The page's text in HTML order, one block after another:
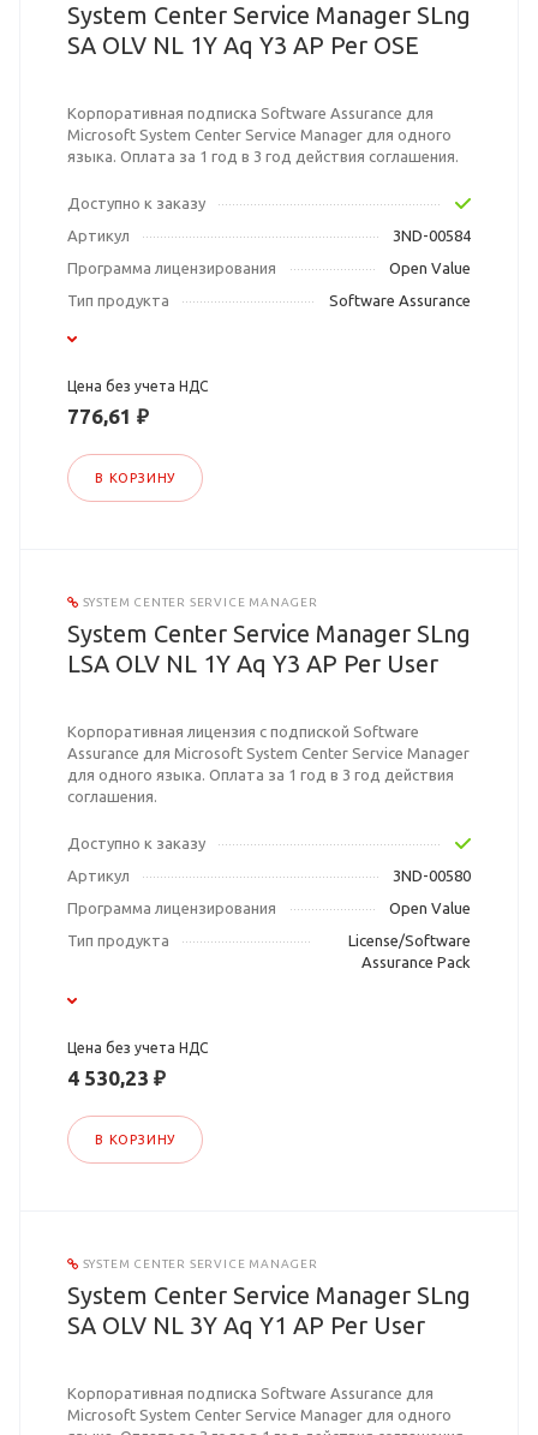
System Center Service Manager SLng
SA OLV NL 1Y Aq Y3 AP Per OSE
Корпоративная подписка Software Assurance для
Microsoft System Center Service Manager для одного
языка. Оплата за 1 год в 3 год действия соглашения.
Доступно к заказу
Артикул
3ND-00584
Программа лицензирования
Open Value
Тип продукта
Software Assurance
Цена без учета НДС
776,61 ₽
В КОРЗИНУ
SYSTEM CENTER SERVICE MANAGER
System Center Service Manager SLng
LSA OLV NL 1Y Aq Y3 AP Per User
Корпоративная лицензия с подпиской Software
Assurance для Microsoft System Center Service Manager
для одного языка. Оплата за 1 год в 3 год действия
соглашения.
Доступно к заказу
Артикул
3ND-00580
Программа лицензирования
Open Value
Тип продукта
License/Software
Assurance Pack
Цена без учета НДС
4 530,23 ₽
В КОРЗИНУ
SYSTEM CENTER SERVICE MANAGER
System Center Service Manager SLng
SA OLV NL 3Y Aq Y1 AP Per User
Корпоративная подписка Software Assurance для
Microsoft System Center Service Manager для одного